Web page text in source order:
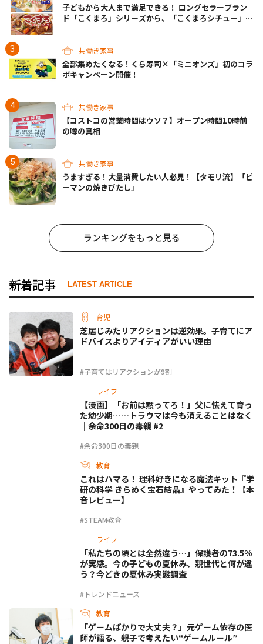
子どもから大人まで満足できる！ ロングセラーブラン
ド「こくまろ」シリーズから、「こくまろシチュー」＜
共働き家事
全部集めたくなる！くら寿司×「ミニオンズ」初のコラ
ボキャンペーン開催！
共働き家事
【コストコの営業時間はウソ？】オープン時間10時前
の噂の真相
共働き家事
うますぎる！大量消費したい人必見！【タモリ流】「ピ
ーマンの焼きびたし」
ランキングをもっと見る
新着記事 LATEST ARTICLE
育児
#子育てはリアクションが9割
芝居じみたリアクションは逆効果。子育てにア
ドバイスよりアイディアがいい理由
ライフ
#余命300日の毒親
【漫画】「お前は黙ってろ！」父に怯えて育っ
た幼少期……トラウマは今も消えることはなく
｜余命300日の毒親 #2
教育
#STEAM教育
これはハマる！ 理科好きになる魔法キット『学
研の科学 きらめく宝石結晶』やってみた！【本
音レビュー】
ライフ
#トレンドニュース
「私たちの頃とは全然違う…」保護者の73.5%
が実感。今の子どもの夏休み、親世代と何が違
う？今どきの夏休み実態調査
教育
「ゲームばかりで大丈夫？」元ゲーム依存の医
師が語る、親子で考えたい“ゲームルール”